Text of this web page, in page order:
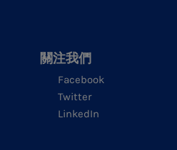
關注我們
Facebook
Twitter
LinkedIn